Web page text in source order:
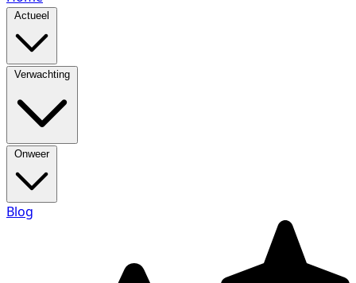
Actueel
Verwachting
Onweer
Blog